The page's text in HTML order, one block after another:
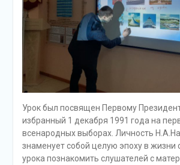
Урок был посвящен Первому
избранный 1 декабря 1991 года на
всенародных выборах. Личность
знаменует собой целую эпоху в жизни
урока познакомить слушателей с